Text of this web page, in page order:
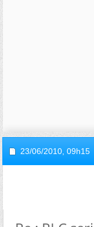
23/06/2010, 09h15